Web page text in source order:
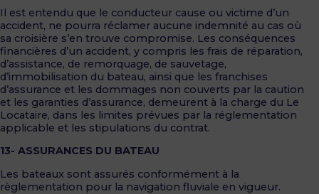
Il est entendu que le conducteur cause ou victime d’un
accident, ne pourra réclamer aucune indemnité au cas où
sa croisière s’en trouve compromise. Les conséquences
financières d’un accident, y compris les frais de réparation,
d’assistance, de remorquage, de sauvetage,
d’immobilisation du bateau, ainsi que les franchises
d’assurance et les dommages non couverts par la caution
et les garanties d’assurance, demeurent à la charge du Le
Locataire, dans les limites prévues par la réglementation
applicable et les stipulations du contrat.
13- ASSURANCES DU BATEAU
Les bateaux sont assurés conformément à la
règlementation pour la navigation fluviale en vigueur.